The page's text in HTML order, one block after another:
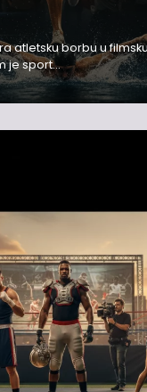
atletsku borbu u
je sport…